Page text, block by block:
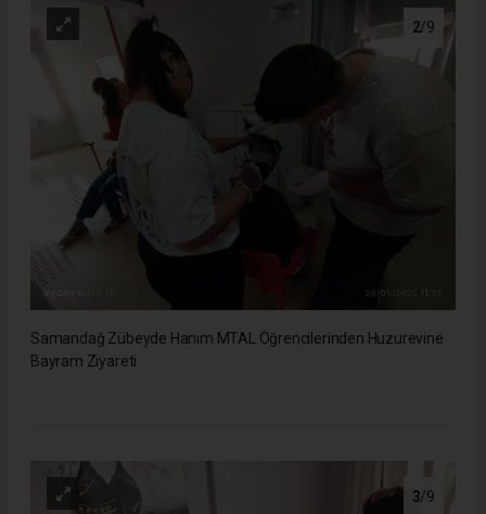
2/9
Samandağ Zübeyde Hanım MTAL Öğrencilerinden Huzurevine
Bayram Ziyareti
3/9